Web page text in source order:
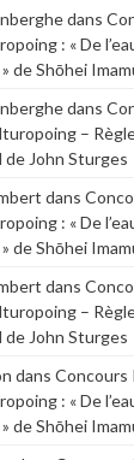
dans
: « De
de Shōhei
dans
–
de John Sturges
dans
: « De
de Shōhei
dans
–
de John Sturges
dans Concours
: « De
de Shōhei